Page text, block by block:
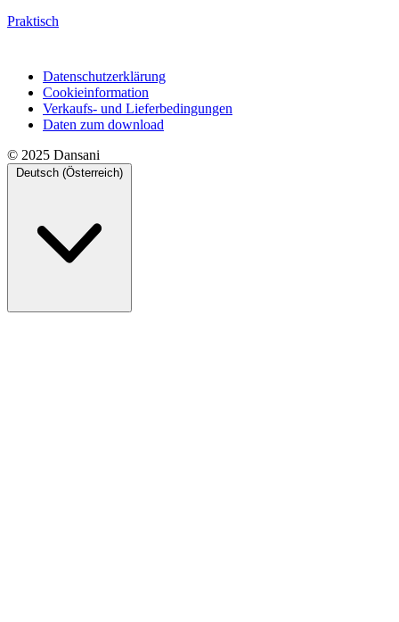
Praktisch
Datenschutzerklärung
Cookieinformation
Verkaufs- und Lieferbedingungen
Daten zum download
© 2025 Dansani
Deutsch (Österreich)